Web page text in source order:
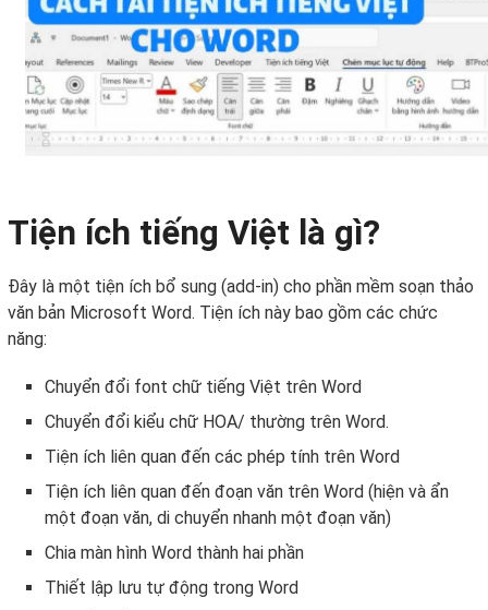
Tiện ích tiếng Việt là gì?
Đây là một tiện ích bổ sung (add-in) cho phần mềm soạn thảo
văn bản Microsoft Word. Tiện ích này bao gồm các chức
năng:
Chuyển đổi font chữ tiếng Việt trên Word
Chuyển đổi kiểu chữ HOA/ thường trên Word.
Tiện ích liên quan đến các phép tính trên Word
Tiện ích liên quan đến đoạn văn trên Word (hiện và ẩn
một đoạn văn, di chuyển nhanh một đoạn văn)
Chia màn hình Word thành hai phần
Thiết lập lưu tự động trong Word